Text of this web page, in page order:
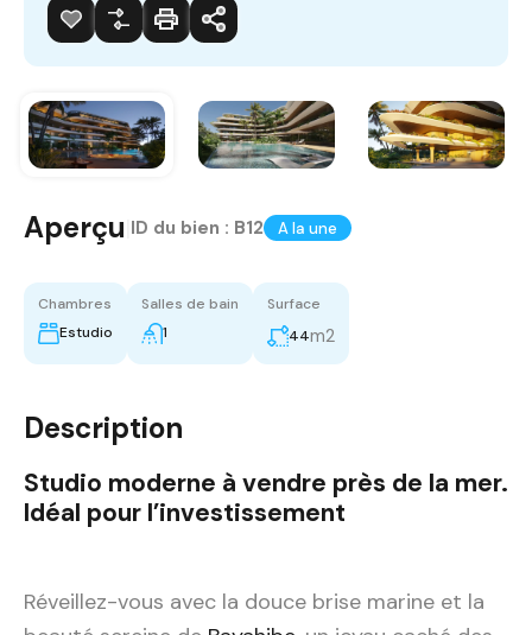
Aperçu ID du bien : B12 A la une
Chambres
Estudio
Salles de bain
1
Surface
44m2
Description
Studio moderne à vendre près de la mer.
Idéal pour l’investissement
Réveillez-vous avec la douce brise marine et la